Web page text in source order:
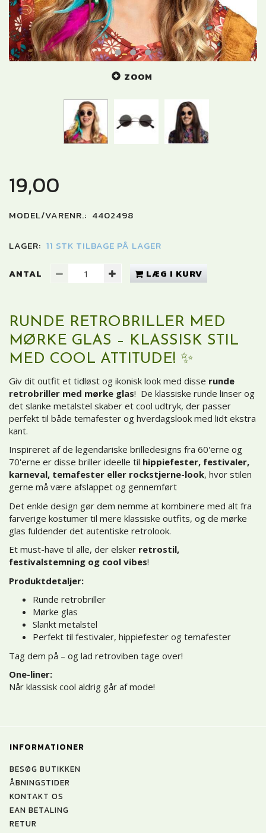
ZOOM
19,00
MODEL/VARENR.: 4402498
LAGER: 11 STK TILBAGE PÅ LAGER
ANTAL LÆG I KURV
RUNDE RETROBRILLER MED
MØRKE GLAS – KLASSISK STIL
MED COOL ATTITUDE! ✨
Giv dit outfit et tidløst og ikonisk look med disse runde
retrobriller med mørke glas! De klassiske runde linser og
det slanke metalstel skaber et cool udtryk, der passer
perfekt til både temafester og hverdagslook med lidt ekstra
kant.
Inspireret af de legendariske brilledesigns fra 60'erne og
70'erne er disse briller ideelle til hippiefester, festivaler,
karneval, temafester eller rockstjerne-look, hvor stilen
gerne må være afslappet og gennemført
Det enkle design gør dem nemme at kombinere med alt fra
farverige kostumer til mere klassiske outfits, og de mørke
glas fuldender det autentiske retrolook.
Et must-have til alle, der elsker retrostil,
festivalstemning og cool vibes!
Produktdetaljer:
Runde retrobriller
Mørke glas
Slankt metalstel
Perfekt til festivaler, hippiefester og temafester
Tag dem på – og lad retroviben tage over!
One-liner:
Når klassisk cool aldrig går af mode!
INFORMATIONER
BESØG BUTIKKEN
ÅBNINGSTIDER
KONTAKT OS
EAN BETALING
RETUR